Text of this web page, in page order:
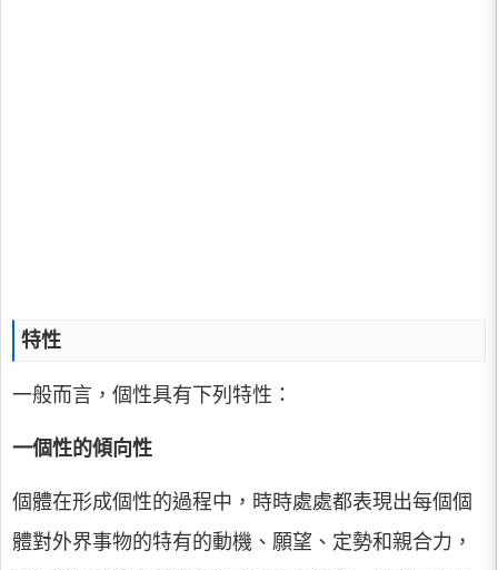
特性
一般而言，個性具有下列特性：
一個性的傾向性
個體在形成個性的過程中，時時處處都表現出每個個
體對外界事物的特有的動機、願望、定勢和親合力，